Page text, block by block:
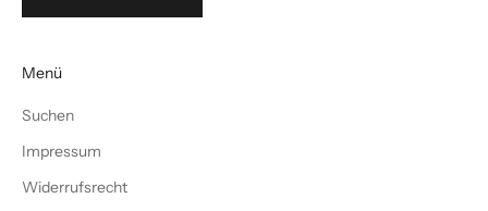
Menü
Suchen
Impressum
Widerrufsrecht